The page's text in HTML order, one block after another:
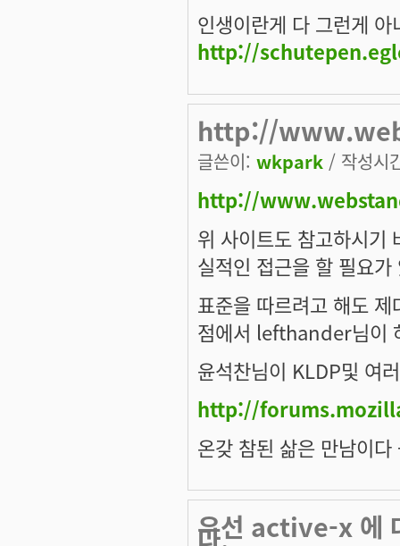
인생이란게 다 그런게
http://
http://
글쓴이: wkpark / 작성시
http://
위 사이트도 참고하시기
실적인 접근을 할 필요
표준을 따르려고 해도
점에서 lefthander님이
윤석찬님이 KLDP및 여
http://
온갖 참된 삶은 만남이
우선 active-x 에
다.